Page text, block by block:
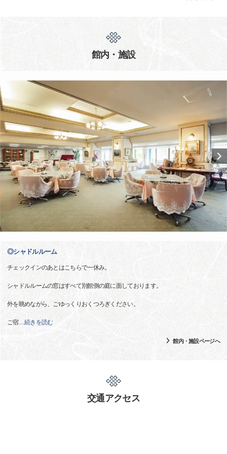
館内・施設
◎シャドルルーム
チェックインのあとはこちらで一休み。
シャドルルームの窓はすべて別館側の庭に面しております。
外を眺めながら、ごゆっくりおくつろぎください。
ご宿… 続きを読む
館内・施設ページへ
交通アクセス